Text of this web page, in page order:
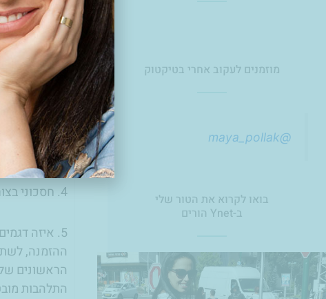
מוזמנים לעקוב אחרי בטיקטוק
@maya_pollak
בואו לקרוא את הטור שלי
ב-Ynet הורים
אני כאן כדי
1. בד מיקרופליז רך ונעים ששומר על תחושת יובש ויש גם כותנה אורגנית.
2. בד חיצוני עמיד לנוזלים ששומר עליהם בתוך התחתונים עצמם.
3.כל כך חשוב לסביבה שלנו !!
4. חסכוני בצורה יוצאת דופן לכיס שלנו ולנו ההורים יש מספיק הוצאות, אני בטח לא מחדשת לכם.
5. איזה
ההזמנה,
הראשונים
התלהבות